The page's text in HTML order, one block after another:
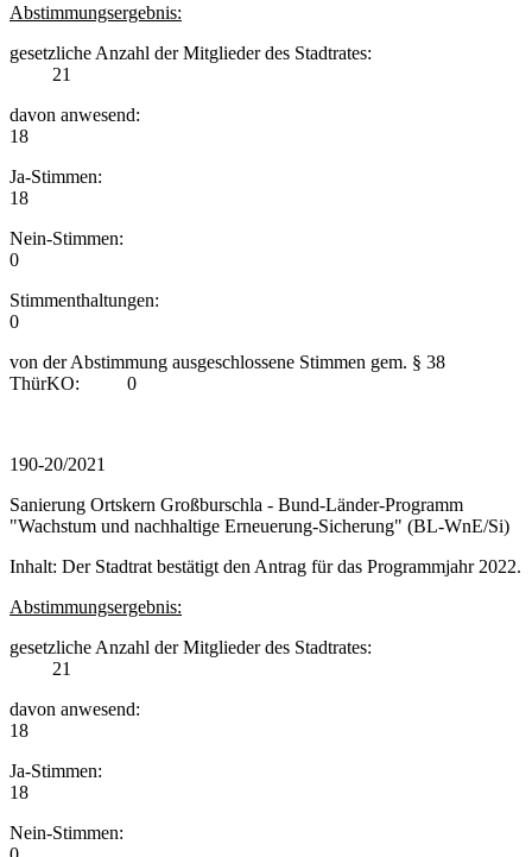
Abstimmungsergebnis:
gesetzliche Anzahl der Mitglieder des Stadtrates:
21
davon anwesend:
18
Ja-Stimmen:
18
Nein-Stimmen:
0
Stimmenthaltungen:
0
von der Abstimmung ausgeschlossene Stimmen gem. § 38
ThürKO: 0
190-20/2021
Sanierung Ortskern Großburschla - Bund-Länder-Programm
"Wachstum und nachhaltige Erneuerung-Sicherung" (BL-WnE/Si)
Inhalt: Der Stadtrat bestätigt den Antrag für das Programmjahr 2022.
Abstimmungsergebnis:
gesetzliche Anzahl der Mitglieder des Stadtrates:
21
davon anwesend:
18
Ja-Stimmen:
18
Nein-Stimmen: